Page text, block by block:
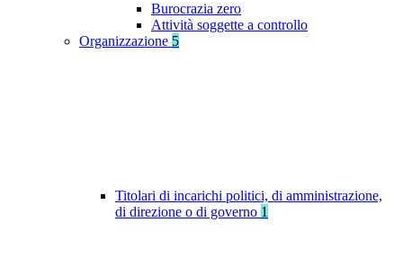
Burocrazia zero
Attività soggette a controllo
Organizzazione 5
Titolari di incarichi politici, di amministrazione,
di direzione o di governo 1